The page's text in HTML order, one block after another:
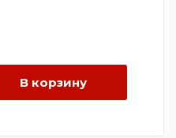
В корзину